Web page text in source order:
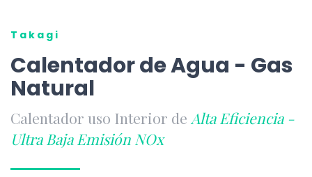
Takagi
Calentador de Agua - Gas
Natural
Calentador uso Interior de Alta Eficiencia -
Ultra Baja Emisión NOx